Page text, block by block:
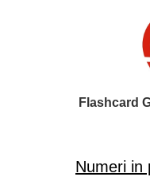
Flashcard
Numeri in